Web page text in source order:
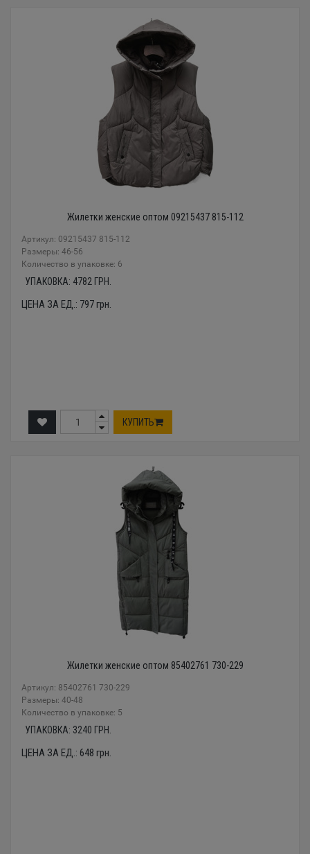
Жилетки женские оптом 09215437 815-112
Артикул: 09215437 815-112
Размеры: 46-56
Количество в упаковке: 6
УПАКОВКА: 4782 ГРН.
ЦЕНА ЗА ЕД.: 797грн.
КУПИТЬ
Жилетки женские оптом 85402761 730-229
Артикул: 85402761 730-229
Размеры: 40-48
Количество в упаковке: 5
УПАКОВКА: 3240 ГРН.
ЦЕНА ЗА ЕД.: 648 грн.